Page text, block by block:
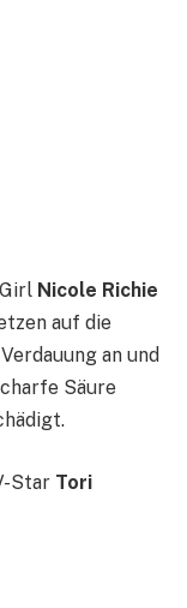
Nicole Richie
auf die
an und
Säure
Star Tori